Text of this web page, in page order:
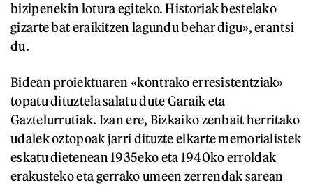
bizipenekin lotura egiteko. Historiak bestelako
gizarte bat eraikitzen lagundu behar digu», erantsi
du.
Bidean proiektuaren «kontrako erresistentziak»
topatu dituztela salatu dute Garaik eta
Gaztelurrutiak. Izan ere, Bizkaiko zenbait herritako
udalek oztopoak jarri dituzte elkarte memorialistek
eskatu dietenean 1935eko eta 1940ko erroldak
erakusteko eta gerrako umeen zerrendak sarean